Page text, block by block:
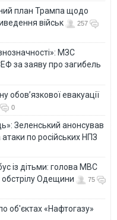
план Трампа щодо
військ
257
МЗС
за заяву про загибель
обов’язкової евакуації
0
Зеленський анонсував
по російських НПЗ
із дітьми: голова МВС
обстрілу Одещини
75
об'єктах «Нафтогазу»